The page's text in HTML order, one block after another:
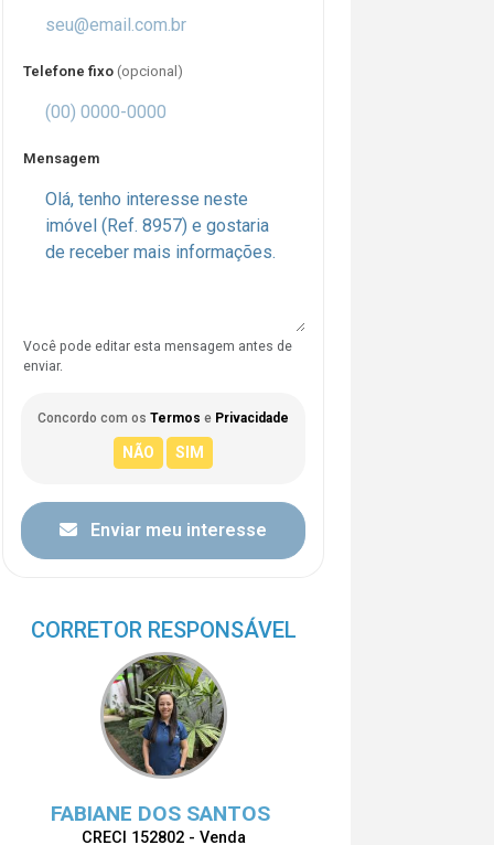
Telefone fixo (opcional)
Mensagem
Você pode editar esta mensagem antes de
enviar.
Concordo com os Termos e Privacidade
Enviar meu interesse
CORRETOR RESPONSÁVEL
FABIANE DOS SANTOS
CRECI 152802 - Venda